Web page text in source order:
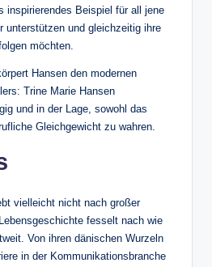
inspirierendes Beispiel für all jene
unterstützen und gleichzeitig ihre
möchten.
Hansen den modernen
Trine Marie Hansen
und in der Lage, sowohl das
Gleichgewicht zu wahren.
vielleicht nicht nach großer
fesselt nach wie
Von ihren dänischen Wurzeln
in der Kommunikationsbranche